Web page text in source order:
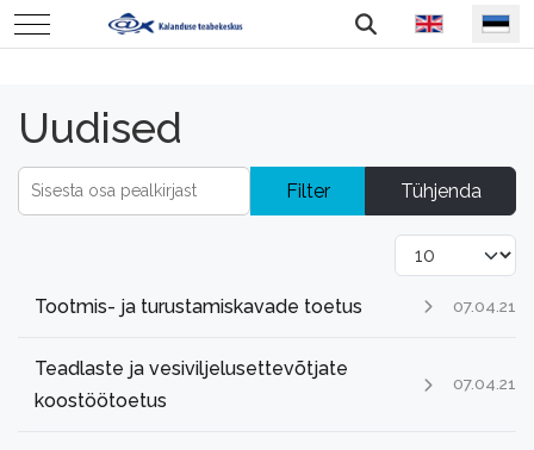
Mobile Menu Toggle Vali keel
Uudised
Sisesta osa pealkirjast Filter Tühjenda
Näita korraga
Tootmis- ja turustamiskavade toetus 07.04.21
Teadlaste ja vesiviljelusettevõtjate
koostöötoetus
07.04.21